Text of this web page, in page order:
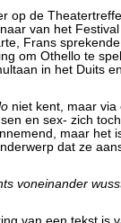
op de
van het
Frans
om Othello te
in het Duits
niet kent, maar via
en sex- zich
maar het
dat ze
voneinander